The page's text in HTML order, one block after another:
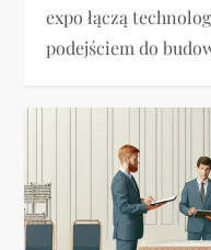
expo łączą
podejściem do